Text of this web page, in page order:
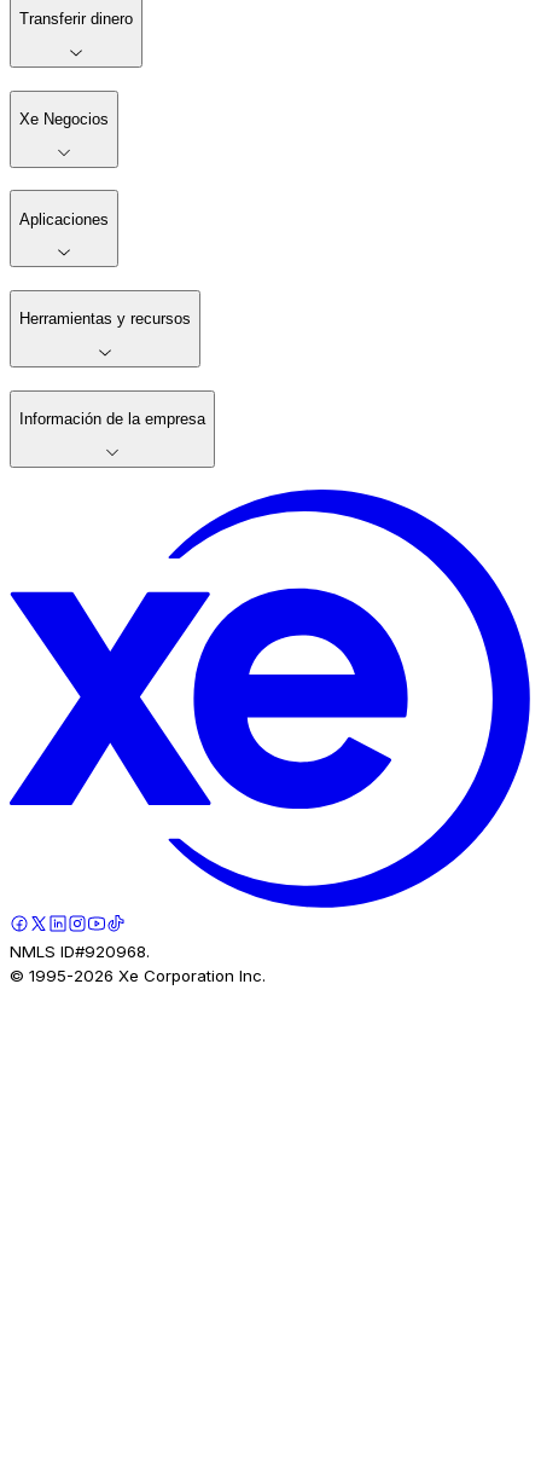
Transferir dinero
Xe Negocios
Aplicaciones
Herramientas y recursos
Información de la empresa
NMLS ID#920968.
© 1995-2026 Xe Corporation Inc.